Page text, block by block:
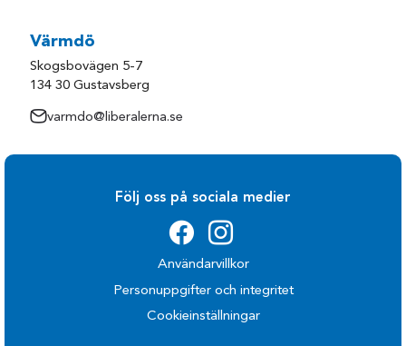
Värmdö
Skogsbovägen 5-7
134 30 Gustavsberg
varmdo@liberalerna.se
Följ oss på sociala medier
Användarvillkor
Personuppgifter och integritet
Cookieinställningar